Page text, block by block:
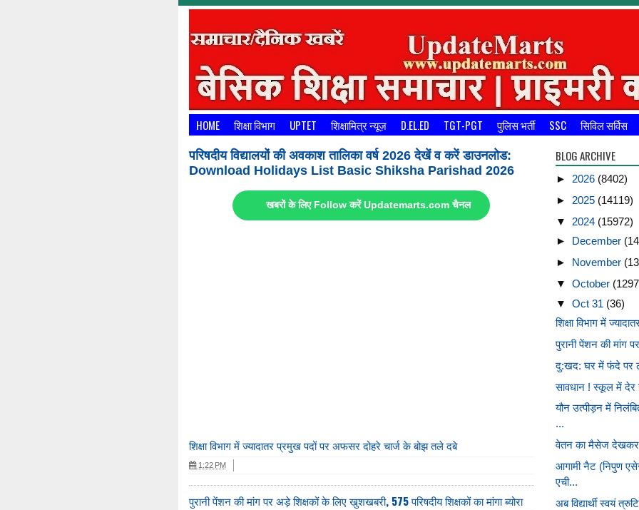
HOME शिक्षा विभाग UPTET शिक्षामित्र न्यूज़ D.EL.ED TGT-PGT पुलिस भर्ती SSC सिविल सर्विस
परिषदीय विद्यालयों की अवकाश तालिका वर्ष 2026 देखें व करें डाउनलोड:
Download Holidays List Basic Shiksha Parishad 2026
खबरों के लिए Follow करें Updatemarts.com चैनल
शिक्षा विभाग में ज्यादातर प्रमुख पदों पर अफसर दोहरे चार्ज के बोझ तले दबे
1:22 PM
पुरानी पेंशन की मांग पर अड़े शिक्षकों के लिए खुशखबरी, 575 परिषदीय शिक्षकों का मांगा ब्योरा
BLOG ARCHIVE
► 2026 (8402)
► 2025 (14119)
▼ 2024 (15972)
► December
► November
▼ October
▼ Oct 31 (36)
शिक्षा विभाग में
पुरानी पेंशन की मांग
दु:खद: घर में फंदे पर
सावधान ! स्कूल में देर
यौन उत्पीड़न में
...
वेतन का मैसेज
आगामी नैट (निपुण
एची...
अब विद्यार्थी स्वयं